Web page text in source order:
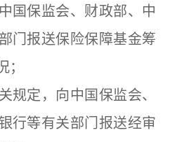
保监会、财政部、中
门报送保险保障基金筹
定，向中国保监会、
行等有关部门报送经审